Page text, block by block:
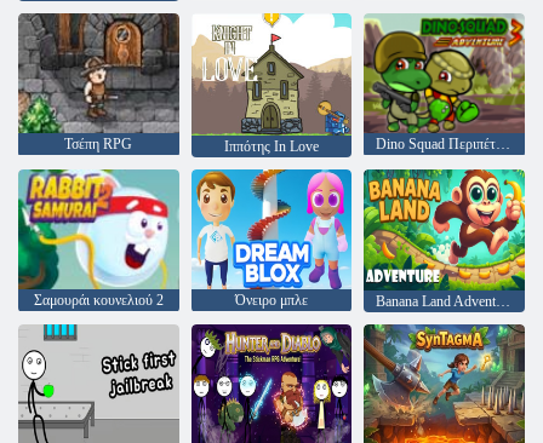
Τσέπη RPG Ιππότης In Love Dino Squad Περιπέτεια 3
Σαμουράι κουνελιού 2 Όνειρο μπλε Banana Land Adventure